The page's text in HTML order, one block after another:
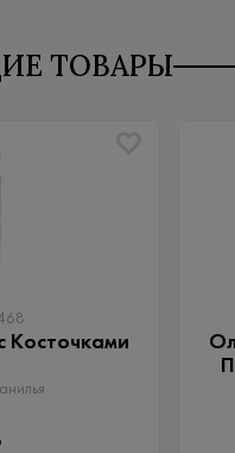
ТОВАРЫ
Косточками